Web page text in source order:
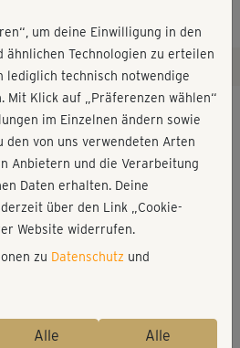
Ganzkörper 2
um deine Einwilligung in den
ähnlichen Technologien zu erteilen
lediglich technisch notwendige
Mit Klick auf „Präferenzen wählen“
im Einzelnen ändern sowie
von uns verwendeten Arten
Anbietern und die Verarbeitung
Daten erhalten. Deine
über den Link „Cookie-
Website widerrufen.
zu Datenschutz und
Alle
Alle